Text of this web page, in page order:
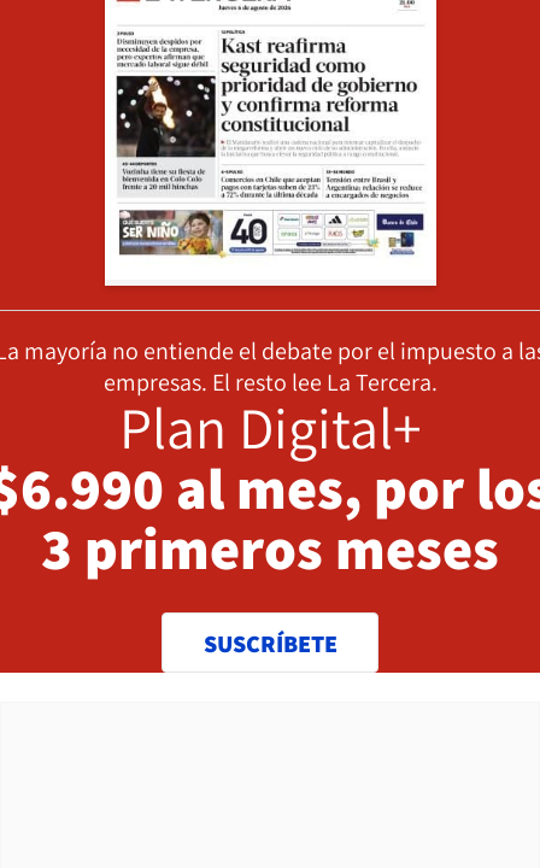
mayoría no entiende el debate por el impuesto a
empresas. El resto lee La Tercera.
Plan Digital+
al mes, por
3 primeros meses
SUSCRÍBETE